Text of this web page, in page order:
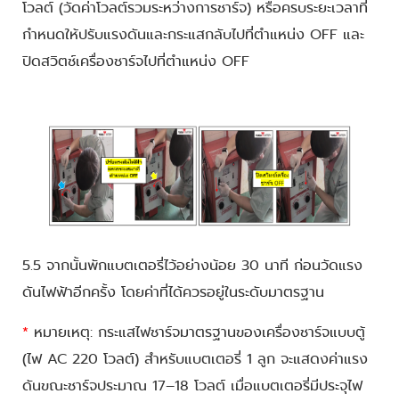
โวลต์ (วัดค่าโวลต์รวมระหว่างการชาร์จ) หรือครบระยะเวลาที่
กำหนดให้ปรับแรงดันและกระแสกลับไปที่ตำแหน่ง OFF และ
ปิดสวิตช์เครื่องชาร์จไปที่ตำแหน่ง OFF
5.5 จากนั้นพักแบตเตอรี่ไว้อย่างน้อย 30 นาที ก่อนวัดแรง
ดันไฟฟ้าอีกครั้ง โดยค่าที่ได้ควรอยู่ในระดับมาตรฐาน
* หมายเหตุ: กระแสไฟชาร์จมาตรฐานของเครื่องชาร์จแบบตู้
(ไฟ AC 220 โวลต์) สำหรับแบตเตอรี่ 1 ลูก จะแสดงค่าแรง
ดันขณะชาร์จประมาณ 17–18 โวลต์ เมื่อแบตเตอรี่มีประจุไฟ